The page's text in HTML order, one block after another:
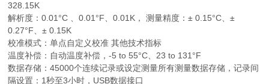
328.15K
解析度：0.01°C 、0.01°F、0.01K， 测量精度：± 0.15°C、±
0.27°F、± 0.15K
校准模式：单点自定义校准 其他技术指标
温度补偿：自动温度补偿，-5 to 55°C、23 to 131°F
数据存储：45000个连续记录或设定测量所有测量数据存储，记录间
隔设置：1秒至3小时，USB数据接口